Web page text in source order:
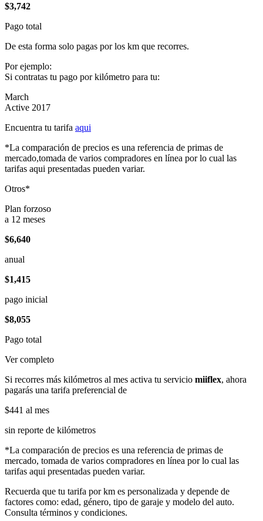
$3,742
Pago total
De esta forma solo pagas por los km que recorres.
Por ejemplo:
Si contratas tu pago por kilómetro para tu:
March
Active 2017
Encuentra tu tarifa aqui
*La comparación de precios es una referencia de primas de
mercado,tomada de varios compradores en línea por lo cual las
tarifas aqui presentadas pueden variar.
Otros*
Plan forzoso
a 12 meses
$6,640
anual
$1,415
pago inicial
$8,055
Pago total
Ver completo
Si recorres más kilómetros al mes activa tu servicio miiflex, ahora
pagarás una tarifa preferencial de
$441 al mes
sin reporte de kilómetros
*La comparación de precios es una referencia de primas de
mercado, tomada de varios compradores en línea por lo cual las
tarifas aqui presentadas pueden variar.
Recuerda que tu tarifa por km es personalizada y depende de
factores como: edad, género, tipo de garaje y modelo del auto.
Consulta términos y condiciones.